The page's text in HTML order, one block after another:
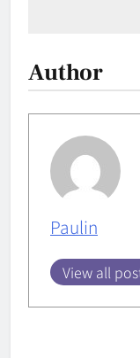
Author
Paulin
View all